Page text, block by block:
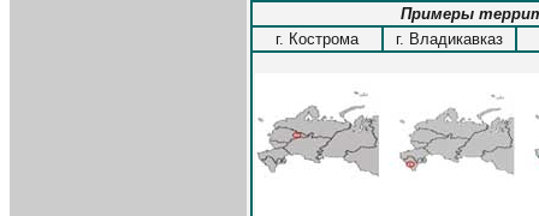
Примеры
г. Кострома
г. Владикавказ